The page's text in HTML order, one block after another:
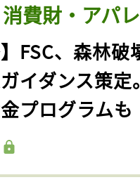
費財・アパ
】FSC、森林
イダンス策
プログラムも